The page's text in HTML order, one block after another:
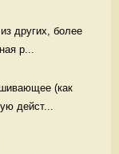
других, более
р...
(как
дейст...